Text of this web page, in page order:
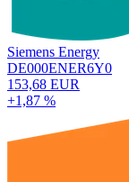
Siemens Energy
DE000ENER6Y0
153,68 EUR
+1,87 %